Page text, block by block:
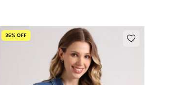
35% OFF